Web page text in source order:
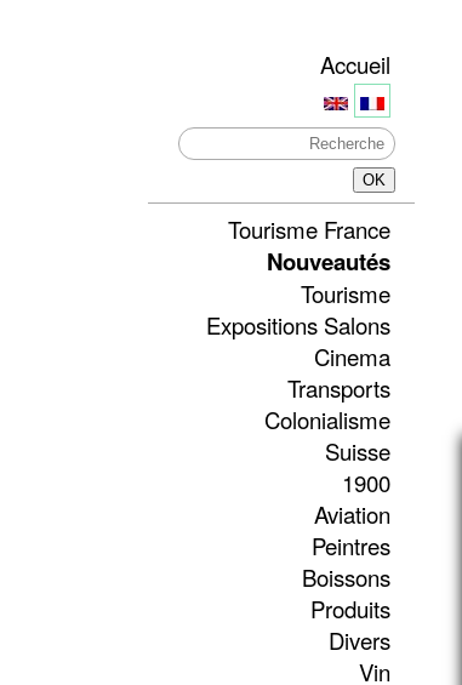
Accueil
Tourisme France
Nouveautés
Tourisme
Expositions Salons
Cinema
Transports
Colonialisme
Suisse
1900
Aviation
Peintres
Boissons
Produits
Divers
Vin